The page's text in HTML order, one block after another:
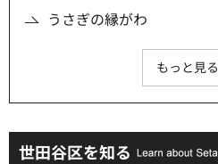
うさぎの縁がわ
もっと見る
世田谷区を知る